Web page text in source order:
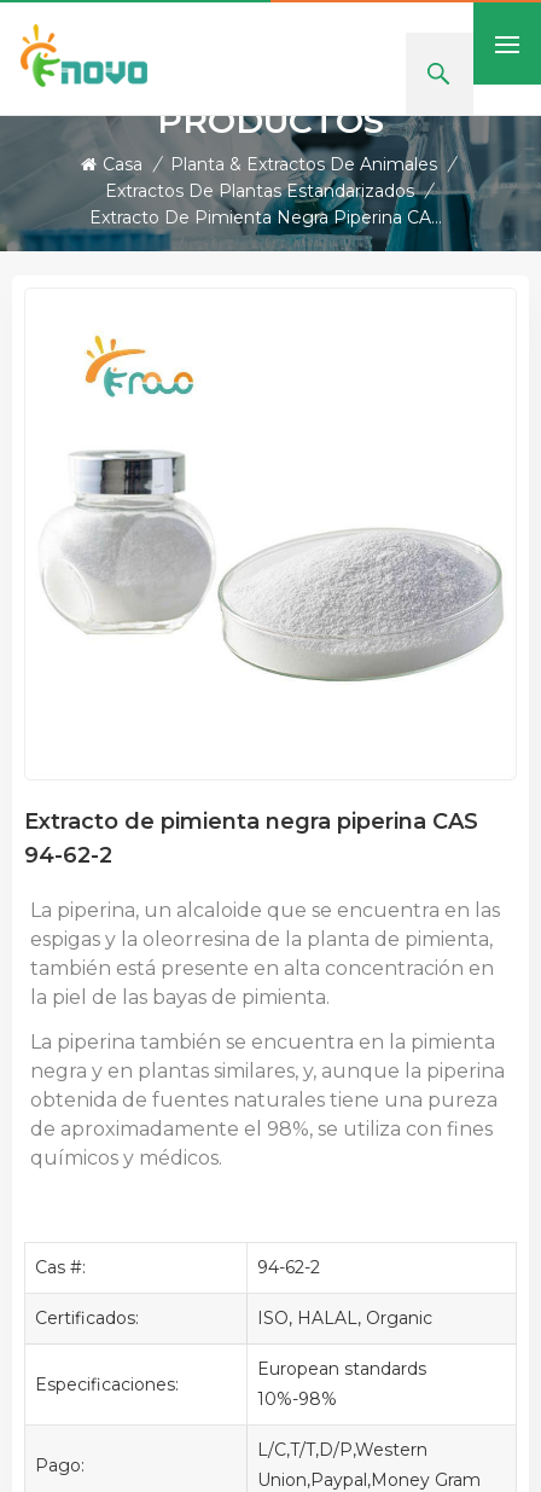
PRODUCTOS
Casa / Planta & Extractos De Animales /
Extractos De Plantas Estandarizados /
Extracto De Pimienta Negra Piperina CAS 94-62-2
Extracto de pimienta negra piperina CAS
94-62-2
La piperina, un alcaloide que se encuentra en las
espigas y la oleorresina de la planta de pimienta,
también está presente en alta concentración en
la piel de las bayas de pimienta.
La piperina también se encuentra en la pimienta
negra y en plantas similares, y, aunque la piperina
obtenida de fuentes naturales tiene una pureza
de aproximadamente el 98%, se utiliza con fines
químicos y médicos.
Cas #: 94-62-2
Certificados: ISO, HALAL, Organic
Especificaciones:
European standards
10%-98%
Pago:
L/C,T/T,D/P,Western
Union,Paypal,Money Gram